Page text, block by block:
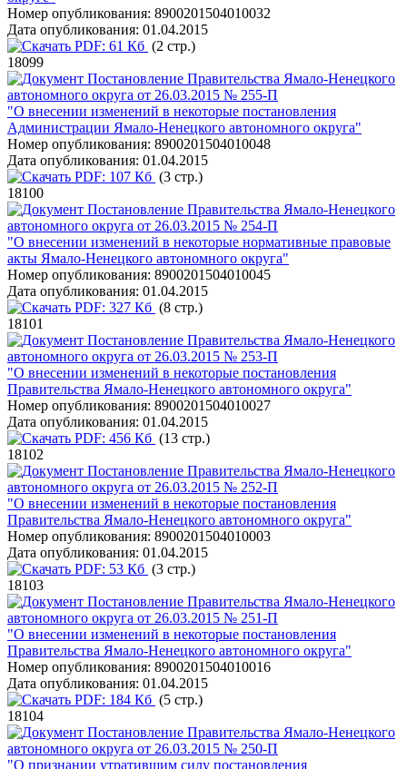
Номер опубликования: 8900201504010032
Дата опубликования: 01.04.2015
PDF: 61 Кб (2 стр.)
18099
Постановление Правительства Ямало-Ненецкого
автономного округа от 26.03.2015 № 255-П
"О внесении изменений в некоторые постановления
Администрации Ямало-Ненецкого автономного округа"
Номер опубликования: 8900201504010048
Дата опубликования: 01.04.2015
PDF: 107 Кб (3 стр.)
18100
Постановление Правительства Ямало-Ненецкого
автономного округа от 26.03.2015 № 254-П
"О внесении изменений в некоторые нормативные правовые
акты Ямало-Ненецкого автономного округа"
Номер опубликования: 8900201504010045
Дата опубликования: 01.04.2015
PDF: 327 Кб (8 стр.)
18101
Постановление Правительства Ямало-Ненецкого
автономного округа от 26.03.2015 № 253-П
"О внесении изменений в некоторые постановления
Правительства Ямало-Ненецкого автономного округа"
Номер опубликования: 8900201504010027
Дата опубликования: 01.04.2015
PDF: 456 Кб (13 стр.)
18102
Постановление Правительства Ямало-Ненецкого
автономного округа от 26.03.2015 № 252-П
"О внесении изменений в некоторые постановления
Правительства Ямало-Ненецкого автономного округа"
Номер опубликования: 8900201504010003
Дата опубликования: 01.04.2015
PDF: 53 Кб (3 стр.)
18103
Постановление Правительства Ямало-Ненецкого
автономного округа от 26.03.2015 № 251-П
"О внесении изменений в некоторые постановления
Правительства Ямало-Ненецкого автономного округа"
Номер опубликования: 8900201504010016
Дата опубликования: 01.04.2015
PDF: 184 Кб (5 стр.)
18104
Постановление Правительства Ямало-Ненецкого
автономного округа от 26.03.2015 № 250-П
"О признании утратившим силу постановления